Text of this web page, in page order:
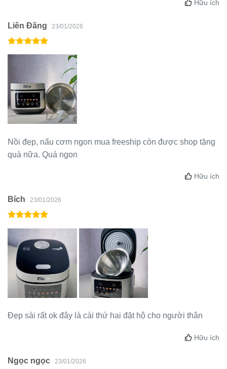
Hữu ích
Liên Đăng 23/01/2026
Nồi đẹp, nấu cơm ngon mua freeship còn được shop tặng
quà nữa. Quá ngon
Hữu ích
Bích 23/01/2026
Đẹp sài rất ok đây là cái thứ hai đặt hộ cho người thân
Hữu ích
Ngọc ngọc 23/01/2026